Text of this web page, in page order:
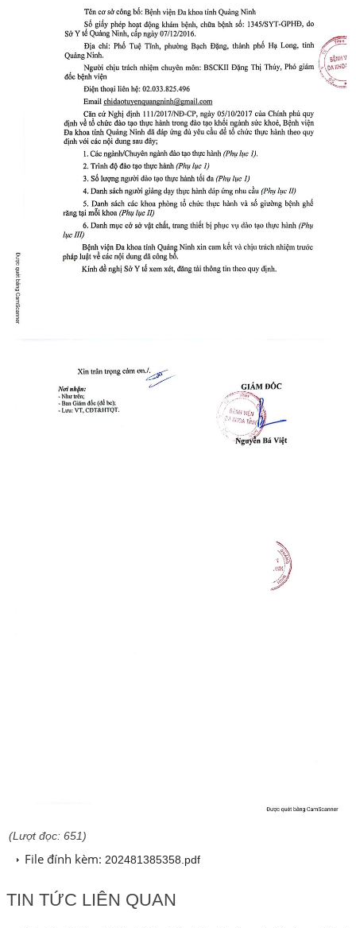
(Lượt đọc: 651)
File đính kèm: 202481385358.pdf
TIN TỨC LIÊN QUAN